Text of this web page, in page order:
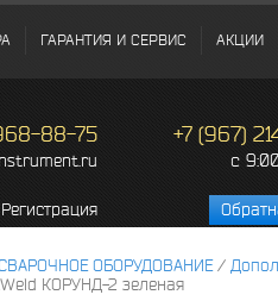
ГАРАНТИЯ И СЕРВИС АКЦИИ
88-75 +7 (967)
c
Регистрация
ОБОРУДОВАНИЕ/
КОРУНД-2 зеленая